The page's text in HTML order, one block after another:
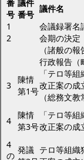
番
号
議件
番号
議件名
1
会議録署名
2
会期の決定
（諸般の報
行政報告（
3
陳情
第1号
「テロ等
改正案の成
（総務文
4
陳情
第3号
「テロ等
改正案の成
4
の
発議 テロ等組織